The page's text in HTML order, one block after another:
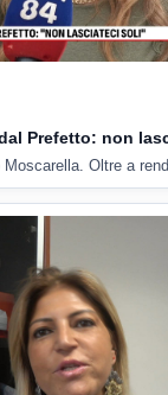
Prefetto: non
Oltre a